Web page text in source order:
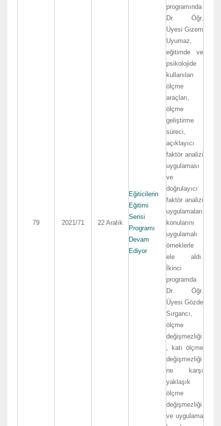
79 2021/71 22 Aralık
Eğiticilerin
Eğitimi
Serisi
Programı
Devam
Ediyor
programında
Dr. Öğr.
Üyesi Gizem
Uyumaz,
eğitimde ve
psikolojide
kullanılan
ölçme
araçları,
ölçme
geliştirme
süreci,
açıklayıcı
faktör analizi
uygulaması
ve
doğrulayıcı
faktör analizi
uygulamaları
konularını
uygulamalı
örneklerle
ele aldı.
İkinci
programda
Dr. Öğr.
Üyesi Gözde
Sırgancı,
ölçme
değişmezliği
, katı ölçme
değişmezliği
ne karşı
yaklaşık
ölçme
değişmezliği
ve uygulama